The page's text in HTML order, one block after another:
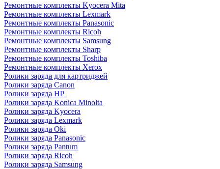
Ремонтные комплекты Kyocera Mita
Ремонтные комплекты Lexmark
Ремонтные комплекты Panasonic
Ремонтные комплекты Ricoh
Ремонтные комплекты Samsung
Ремонтные комплекты Sharp
Ремонтные комплекты Toshiba
Ремонтные комплекты Xerox
Ролики заряда для картриджей
Ролики заряда Canon
Ролики заряда HP
Ролики заряда Konica Minolta
Ролики заряда Kyocera
Ролики заряда Lexmark
Ролики заряда Oki
Ролики заряда Panasonic
Ролики заряда Pantum
Ролики заряда Ricoh
Ролики заряда Samsung